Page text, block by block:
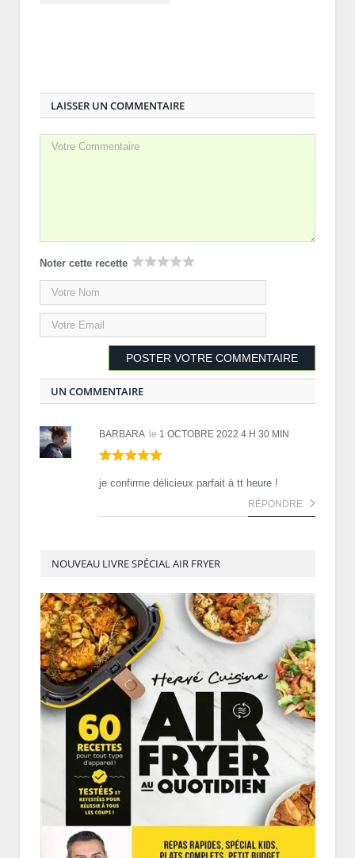
LAISSER UN COMMENTAIRE
Noter cette recette
UN COMMENTAIRE
BARBARA le 1 OCTOBRE 2022 4 H 30 MIN
je confirme délicieux parfait à tt heure !
RÉPONDRE
NOUVEAU LIVRE SPÉCIAL AIR FRYER